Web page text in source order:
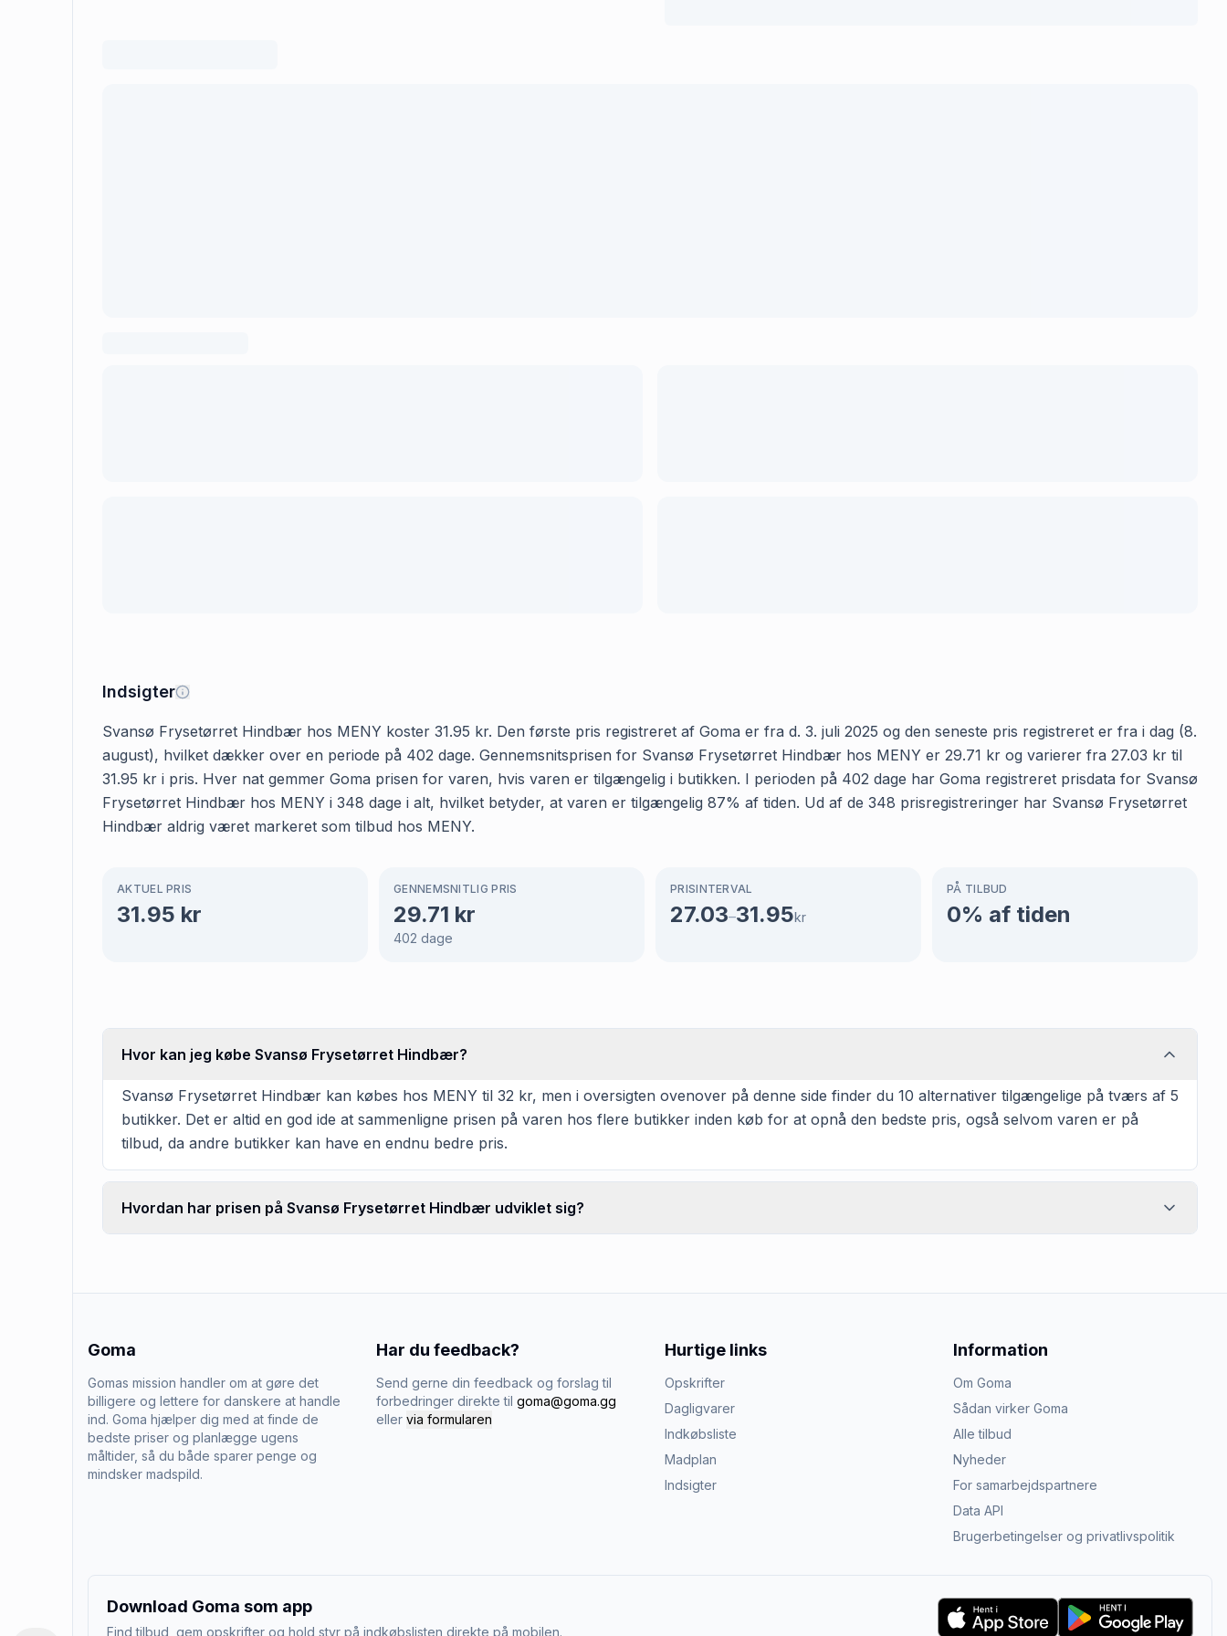
Indsigter
Svansø Frysetørret Hindbær hos MENY koster 31.95 kr. Den første pris registreret af Goma er fra d. 3. juli 2025 og den seneste pris registreret er fra i dag (8.
august), hvilket dækker over en periode på 402 dage. Gennemsnitsprisen for Svansø Frysetørret Hindbær hos MENY er 29.71 kr og varierer fra 27.03 kr til
31.95 kr i pris. Hver nat gemmer Goma prisen for varen, hvis varen er tilgængelig i butikken. I perioden på 402 dage har Goma registreret prisdata for Svansø
Frysetørret Hindbær hos MENY i 348 dage i alt, hvilket betyder, at varen er tilgængelig 87% af tiden. Ud af de 348 prisregistreringer har Svansø Frysetørret
Hindbær aldrig været markeret som tilbud hos MENY.
AKTUEL PRIS
31.95 kr
GENNEMSNITLIG PRIS
29.71 kr
402 dage
PRISINTERVAL
27.03–31.95kr
PÅ TILBUD
0% af tiden
Hvor kan jeg købe Svansø Frysetørret Hindbær?
Svansø Frysetørret Hindbær kan købes hos MENY til 32 kr, men i oversigten ovenover på denne side finder du 10 alternativer tilgængelige på tværs af 5
butikker. Det er altid en god ide at sammenligne prisen på varen hos flere butikker inden køb for at opnå den bedste pris, også selvom varen er på
tilbud, da andre butikker kan have en endnu bedre pris.
Hvordan har prisen på Svansø Frysetørret Hindbær udviklet sig?
Goma
Gomas mission handler om at gøre det
billigere og lettere for danskere at handle
ind. Goma hjælper dig med at finde de
bedste priser og planlægge ugens
måltider, så du både sparer penge og
mindsker madspild.
Har du feedback?
Send gerne din feedback og forslag til
forbedringer direkte til goma@goma.gg
eller via formularen
Hurtige links
Opskrifter
Dagligvarer
Indkøbsliste
Madplan
Indsigter
Information
Om Goma
Sådan virker Goma
Alle tilbud
Nyheder
For samarbejdspartnere
Data API
Brugerbetingelser og privatlivspolitik
Download Goma som app
Find tilbud, gem opskrifter og hold styr på indkøbslisten direkte på mobilen.